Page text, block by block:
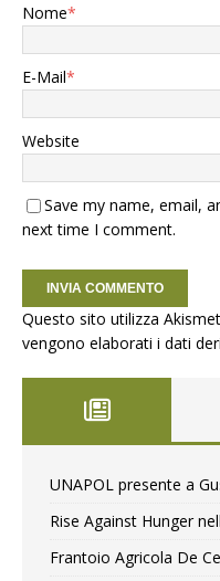
Nome*
E-Mail*
Website
Save my name, email,
next time I comment.
Questo sito utilizza
vengono elaborati i dati
UNAPOL presente a
Rise Against Hunger
Frantoio Agricola De